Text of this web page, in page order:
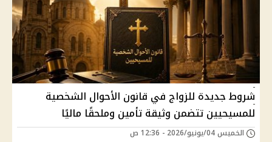
شروط جديدة للزواج في قانون الأحوال الشخصية
للمسيحيين تتضمن وثيقة تأمين وملحقًا ماليًا
الخميس 04/يونيو/2026 - 12:36 ص